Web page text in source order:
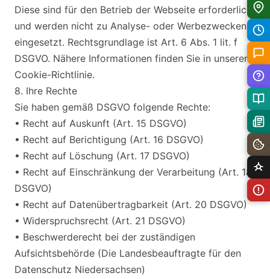
Diese sind für den Betrieb der Webseite erforderlich
und werden nicht zu Analyse- oder Werbezwecken
eingesetzt. Rechtsgrundlage ist Art. 6 Abs. 1 lit. f
DSGVO. Nähere Informationen finden Sie in unserer
Cookie-Richtlinie.
8. Ihre Rechte
Sie haben gemäß DSGVO folgende Rechte:
• Recht auf Auskunft (Art. 15 DSGVO)
• Recht auf Berichtigung (Art. 16 DSGVO)
• Recht auf Löschung (Art. 17 DSGVO)
• Recht auf Einschränkung der Verarbeitung (Art. 18
DSGVO)
• Recht auf Datenübertragbarkeit (Art. 20 DSGVO)
• Widerspruchsrecht (Art. 21 DSGVO)
• Beschwerderecht bei der zuständigen
Aufsichtsbehörde (Die Landesbeauftragte für den
Datenschutz Niedersachsen)